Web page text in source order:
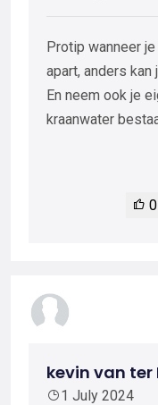
Protip wanneer
apart, anders kan
En neem ook je
kraanwater
0
kevin van ter
1 July 2024